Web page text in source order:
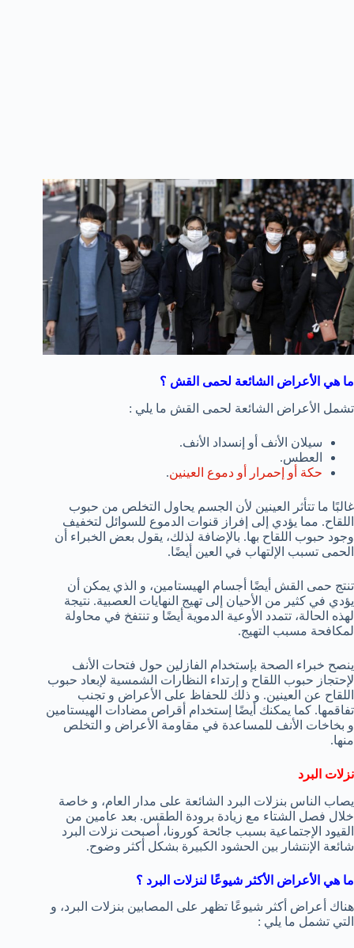
ما هي الأعراض الشائعة لحمى القش ؟
تشمل الأعراض الشائعة لحمى القش ما يلي :
سيلان الأنف أو إنسداد الأنف.
العطس.
حكة أو إحمرار أو دموع العينين.
غالبًا ما تتأثر العينين لأن الجسم يحاول التخلص من حبوب
اللقاح. مما يؤدي إلى إفراز قنوات الدموع للسوائل لتخفيف
وجود حبوب اللقاح بها. بالإضافة لذلك، يقول بعض الخبراء أن
الحمى تسبب الإلتهاب في العين أيضًا.
تنتج حمى القش أيضًا أجسام الهيستامين، و الذي يمكن أن
يؤدي في كثير من الأحيان إلى تهيج النهايات العصبية. نتيجة
لهذه الحالة، تتمدد الأوعية الدموية أيضًا و تنتفخ في محاولة
لمكافحة مسبب التهيج.
ينصح خبراء الصحة بإستخدام الفازلين حول فتحات الأنف
لإحتجاز حبوب اللقاح و إرتداء النظارات الشمسية لإبعاد حبوب
اللقاح عن العينين. و ذلك للحفاظ على الأعراض و تجنب
تفاقمها. كما يمكنك أيضًا إستخدام أقراص مضادات الهيستامين
و بخاخات الأنف للمساعدة في مقاومة الأعراض و التخلص
منها.
نزلات البرد
يصاب الناس بنزلات البرد الشائعة على مدار العام، و خاصة
خلال فصل الشتاء مع زيادة برودة الطقس. بعد عامين من
القيود الإجتماعية بسبب جائحة كورونا، أصبحت نزلات البرد
شائعة الإنتشار بين الحشود الكبيرة بشكل أكثر وضوح.
ما هي الأعراض الأكثر شيوعًا لنزلات البرد ؟
هناك أعراض أكثر شيوعًا تظهر على المصابين بنزلات البرد، و
التي تشمل ما يلي :